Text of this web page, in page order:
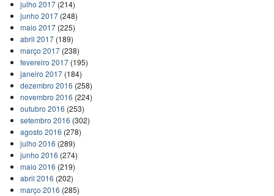
julho 2017(214)
junho 2017(248)
maio 2017(225)
abril 2017(189)
março 2017(238)
fevereiro 2017(195)
janeiro 2017(184)
dezembro 2016 (258)
novembro 2016 (224)
outubro 2016 (253)
setembro 2016 (302)
agosto 2016 (278)
julho 2016 (289)
junho 2016 (274)
maio 2016 (219)
abril 2016 (202)
março 2016 (285)